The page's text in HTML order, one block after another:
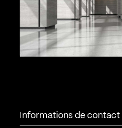
Informations de contact